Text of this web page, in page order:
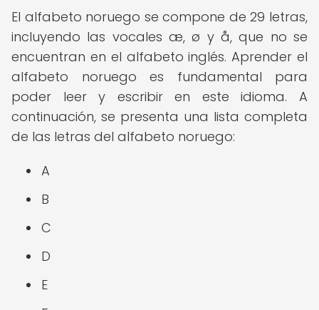
El alfabeto noruego se compone de 29 letras,
incluyendo las vocales æ, ø y å, que no se
encuentran en el alfabeto inglés. Aprender el
alfabeto noruego es fundamental para
poder leer y escribir en este idioma. A
continuación, se presenta una lista completa
de las letras del alfabeto noruego:
A
B
C
D
E